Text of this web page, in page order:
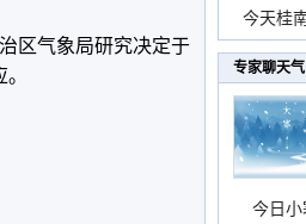
区气象局研究决定于
份
今天桂
现暴
专家聊天气
今日